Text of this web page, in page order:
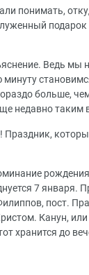
понимать,
Ведь мы
больше,
недавно
7 января.
пост.
Канун,
хранится до